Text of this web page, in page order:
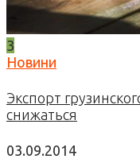
3
Новини
Экспорт
снижаться
03.09.2014